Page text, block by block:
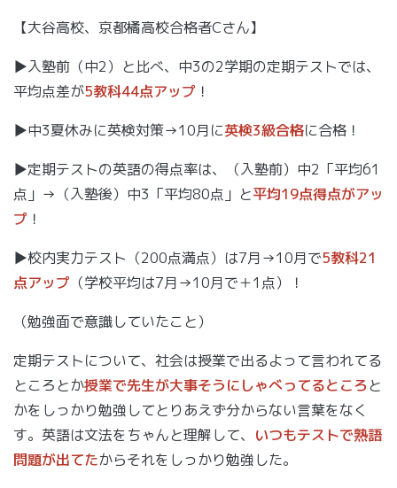
【大谷高校、京都橘高校合格者Cさん】
▶入塾前（中2）と比べ、中3の2学期の定期テストでは、
平均点差が5教科44点アップ ！
▶中3夏休みに英検対策→10月に英検3級合格に合格！
▶定期テストの英語の得点率は、（入塾前）中2「平均61
点」→（入塾後）中3「平均80点」と平均19点得点がアッ
プ ！
▶校内実力テスト（200点満点）は7月→10月で5教科21
点アップ （学校平均は7月→10月で＋1点）！
（勉強面で意識していたこと）
定期テストについて、社会は授業で出るよって言われてる
ところとか授業で先生が大事そうにしゃべってるところと
かをしっかり勉強してとりあえず分からない言葉をなく
す。英語は文法をちゃんと理解して、 いつもテストで熟語
問題が出てたからそれをしっかり勉強した。